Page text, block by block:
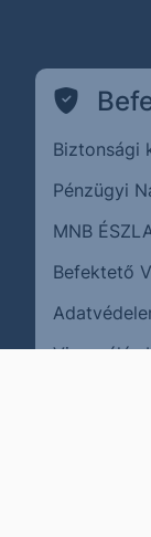
Biztonsági
Pénzügyi
MNB
Befektető
Visszaélés